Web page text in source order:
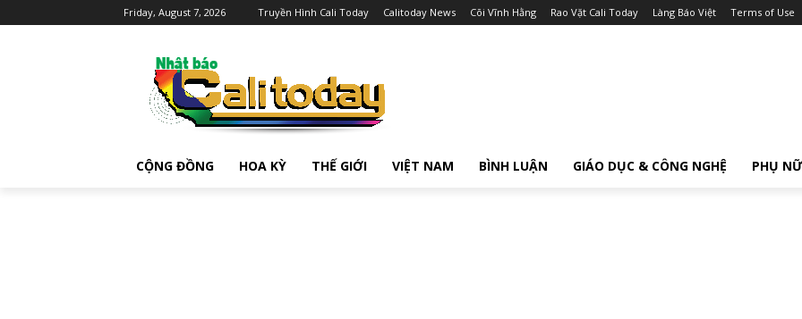
Friday, August 7, 2026 Truyền Hình Cali Today Calitoday News Cõi Vĩnh Hằng Rao Vặt Cali Today Làng Báo Việt Terms of Use
CỘNG ĐỒNG HOA KỲ THẾ GIỚI VIỆT NAM BÌNH LUẬN GIÁO DỤC & CÔNG NGHỆ PHỤ NỮ